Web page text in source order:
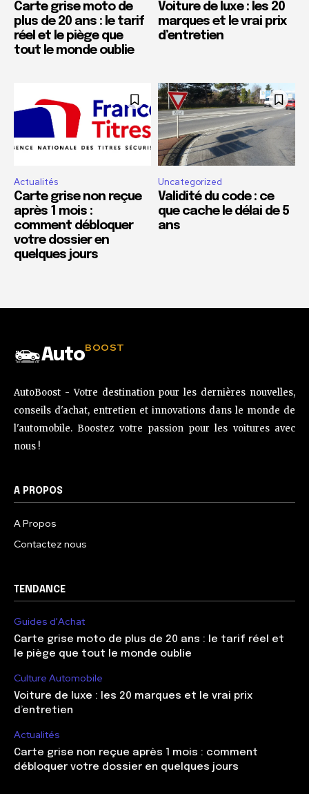
Carte grise moto de
plus de 20 ans : le tarif
réel et le piège que
tout le monde oublie
Voiture de luxe : les 20
marques et le vrai prix
d’entretien
Actualités
Carte grise non reçue
après 1 mois :
comment débloquer
votre dossier en
quelques jours
Uncategorized
Validité du code : ce
que cache le délai de 5
ans
AutoBOOST
AutoBoost - Votre destination pour les dernières nouvelles,
conseils d'achat, entretien et innovations dans le monde de
l'automobile. Boostez votre passion pour les voitures avec
nous !
A PROPOS
A Propos
Contactez nous
TENDANCE
Guides d'Achat
Carte grise moto de plus de 20 ans : le tarif réel et
le piège que tout le monde oublie
Culture Automobile
Voiture de luxe : les 20 marques et le vrai prix
d’entretien
Actualités
Carte grise non reçue après 1 mois : comment
débloquer votre dossier en quelques jours